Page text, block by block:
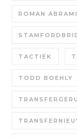
ROMAN
TACTIEK
TODD BOEHLY